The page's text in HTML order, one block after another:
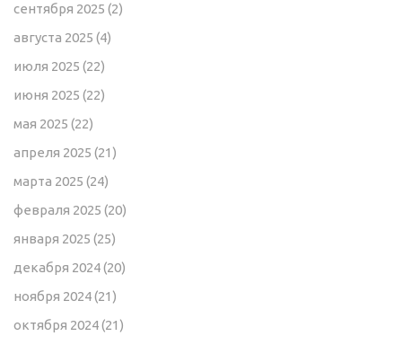
сентября 2025 (2)
августа 2025 (4)
июля 2025 (22)
июня 2025 (22)
мая 2025 (22)
апреля 2025 (21)
марта 2025 (24)
февраля 2025 (20)
января 2025 (25)
декабря 2024(20)
ноября 2024(21)
октября 2024(21)